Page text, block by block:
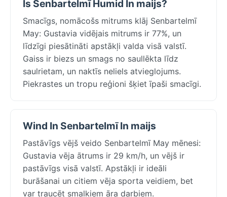
Is Senbartelmī Humid In maijs?
Smacīgs, nomācošs mitrums klāj Senbartelmī
May: Gustavia vidējais mitrums ir 77%, un
līdzīgi piesātināti apstākļi valda visā valstī.
Gaiss ir biezs un smags no saullēkta līdz
saulrietam, un naktīs neliels atvieglojums.
Piekrastes un tropu reģioni šķiet īpaši smacīgi.
Wind In Senbartelmī In maijs
Pastāvīgs vējš veido Senbartelmī May mēnesi:
Gustavia vēja ātrums ir 29 km/h, un vējš ir
pastāvīgs visā valstī. Apstākļi ir ideāli
burāšanai un citiem vēja sporta veidiem, bet
var traucēt smalkiem āra darbiem.